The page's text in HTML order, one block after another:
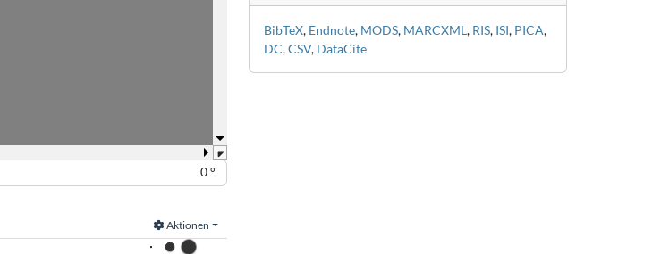
0 °
Aktionen
BibTeX, Endnote, MODS, MARCXML, RIS, ISI, PICA,
DC,CSV, DataCite